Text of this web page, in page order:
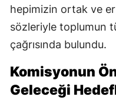
hepimizin ortak ve
sözleriyle toplumun
çağrısında bulundu.
Komisyonun
Geleceği